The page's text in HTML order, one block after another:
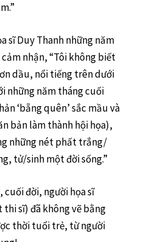
sĩ Duy Thanh những năm
nhận, “Tôi không biết
dầu, nổi tiếng trên dưới
những năm tháng cuối
‘bẵng quên’ sắc mầu và
bản làm thành hội họa),
những nét phất trắng/
tử/sinh một đời sống.”
cuối đời, người họa sĩ
sĩ) đã không vẽ bằng
thời tuổi trẻ, từ người